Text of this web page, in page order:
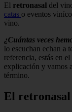
El retronasal del
catas o eventos
vino.
¿Cuántas veces
lo escuchan echan a
referencia, estás en
explicación y vamos
término.
El